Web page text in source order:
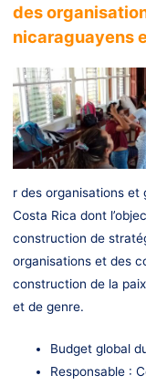
des
nicaraguayens
r des organisations et
Costa Rica dont
construction de
organisations et des
construction de la
et de genre.
Budget global
Responsable :